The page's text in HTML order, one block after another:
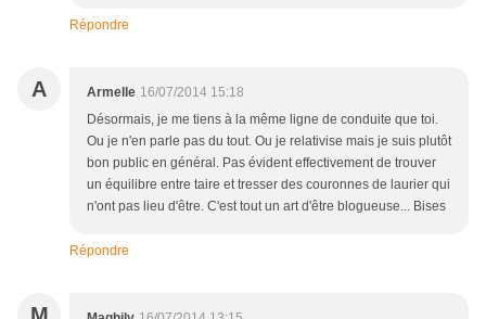
Répondre
A Armelle 16/07/2014 15:18
Désormais, je me tiens à la même ligne de conduite que toi.
Ou je n'en parle pas du tout. Ou je relativise mais je suis plutôt
bon public en général. Pas évident effectivement de trouver
un équilibre entre taire et tresser des couronnes de laurier qui
n'ont pas lieu d'être. C'est tout un art d'être blogueuse... Bises
Répondre